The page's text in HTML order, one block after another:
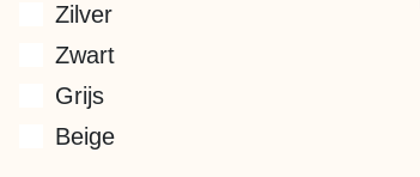
Zilver
Zwart
Grijs
Beige